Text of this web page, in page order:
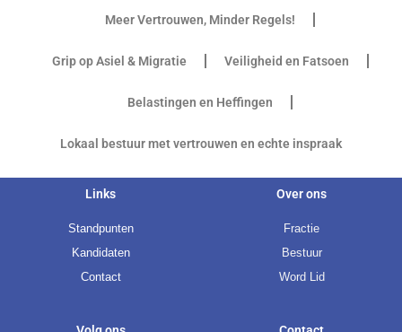
Meer Vertrouwen, Minder Regels!
Grip op Asiel & Migratie Veiligheid en Fatsoen
Belastingen en Heffingen
Lokaal bestuur met vertrouwen en echte inspraak
Links
Standpunten
Kandidaten
Contact
Over ons
Fractie
Bestuur
Word Lid